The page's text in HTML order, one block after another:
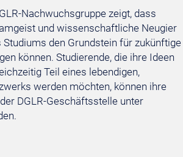
Nachwuchsgruppezeigt, dass
und wissenschaftliche Neugier
den Grundstein für zukünftige
können. Studierende, die ihre Ideen
Teil eines lebendigen,
werden möchten, können ihre
DGLR-Geschäftsstelle unter